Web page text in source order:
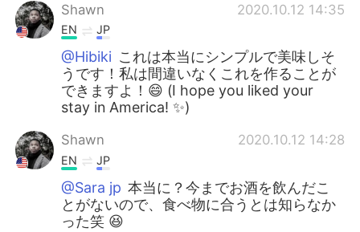
Shawn 2020.10.12 14:35
EN JP
@Hibiki これは本当にシンプルで美味しそ
うです！私は間違いなくこれを作ることが
できますよ！😄 (I hope you liked your
stay in America! ✨)
Shawn 2020.10.12 14:28
EN JP
@Sara jp 本当に？今までお酒を飲んだこ
とがないので、食べ物に合うとは知らなか
った笑 😆